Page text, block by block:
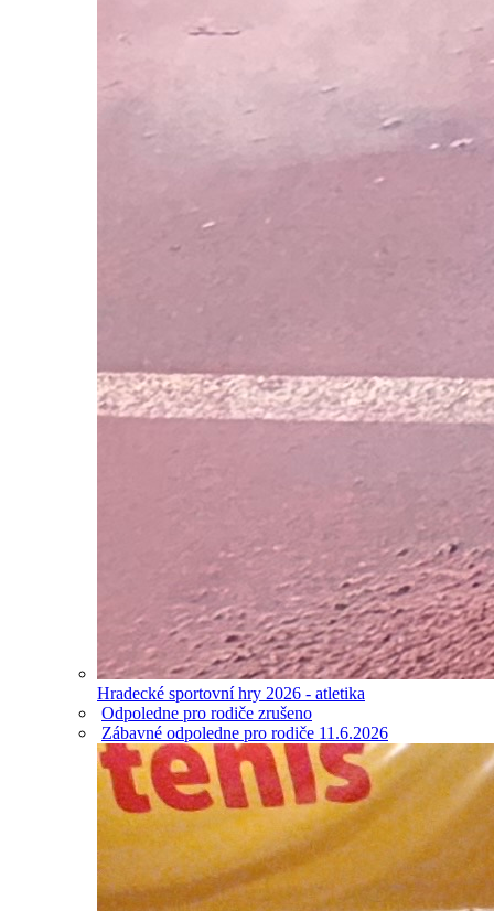
Hradecké sportovní hry 2026 - atletika
Odpoledne pro rodiče zrušeno
Zábavné odpoledne pro rodiče 11.6.2026